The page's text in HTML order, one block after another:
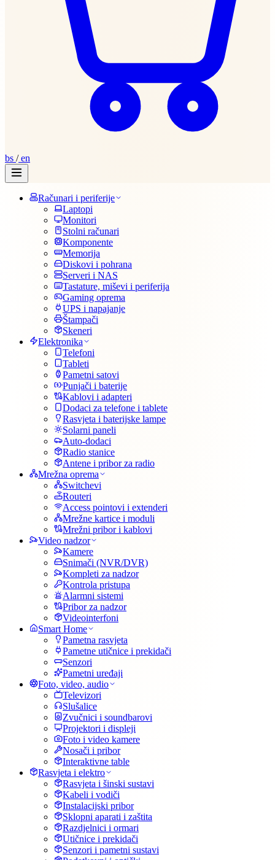
bs /en
Računari i periferije
Laptopi
Monitori
Stolni računari
Komponente
Memorija
Diskovi i pohrana
Serveri i NAS
Tastature, miševi i periferija
Gaming oprema
UPS i napajanje
Štampači
Skeneri
Elektronika
Telefoni
Tableti
Pametni satovi
Punjači i baterije
Kablovi i adapteri
Dodaci za telefone i tablete
Rasvjeta i baterijske lampe
Solarni paneli
Auto-dodaci
Radio stanice
Antene i pribor za radio
Mrežna oprema
Switchevi
Routeri
Access pointovi i extenderi
Mrežne kartice i moduli
Mrežni pribor i kablovi
Video nadzor
Kamere
Snimači (NVR/DVR)
Kompleti za nadzor
Kontrola pristupa
Alarmni sistemi
Pribor za nadzor
Videointerfoni
Smart Home
Pametna rasvjeta
Pametne utičnice i prekidači
Senzori
Pametni uređaji
Foto, video, audio
Televizori
Slušalice
Zvučnici i soundbarovi
Projektori i displeji
Foto i video kamere
Nosači i pribor
Interaktivne table
Rasvjeta i elektro
Rasvjeta i šinski sustavi
Kabeli i vodiči
Instalacijski pribor
Sklopni aparati i zaštita
Razdjelnici i ormari
Utičnice i prekidači
Senzori i pametni sustavi